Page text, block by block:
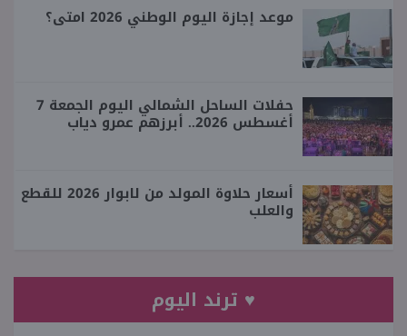
موعد إجازة اليوم الوطني 2026 امتى؟
حفلات الساحل الشمالي اليوم الجمعة 7
أغسطس 2026.. أبرزهم عمرو دياب
أسعار حلاوة المولد من لابوار 2026 للقطع
والعلب
♥ ترند اليوم